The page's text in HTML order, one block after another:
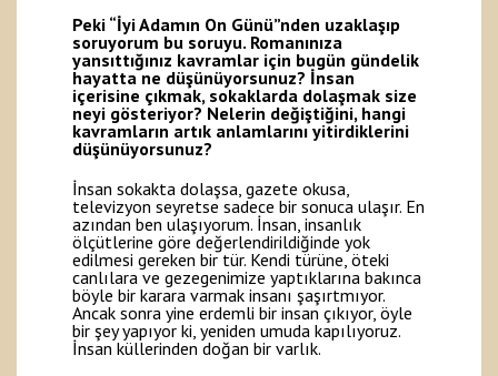
Peki “İyi Adamın On Günü”nden uzaklaşıp
soruyorum bu soruyu. Romanınıza
yansıttığınız kavramlar için bugün gündelik
hayatta ne düşünüyorsunuz? İnsan
içerisine çıkmak, sokaklarda dolaşmak size
neyi gösteriyor? Nelerin değiştiğini, hangi
kavramların artık anlamlarını yitirdiklerini
düşünüyorsunuz?
İnsan sokakta dolaşsa, gazete okusa,
televizyon seyretse sadece bir sonuca ulaşır. En
azından ben ulaşıyorum. İnsan, insanlık
ölçütlerine göre değerlendirildiğinde yok
edilmesi gereken bir tür. Kendi türüne, öteki
canlılara ve gezegenimize yaptıklarına bakınca
böyle bir karara varmak insanı şaşırtmıyor.
Ancak sonra yine erdemli bir insan çıkıyor, öyle
bir şey yapıyor ki, yeniden umuda kapılıyoruz.
İnsan küllerinden doğan bir varlık.